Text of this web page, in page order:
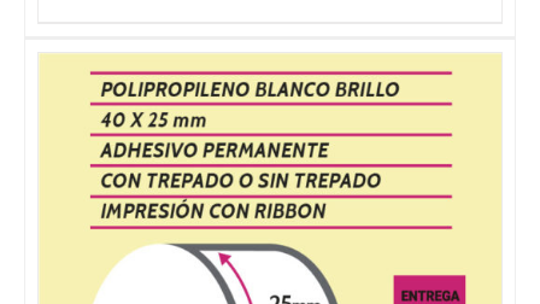
110,00€
hasta
490,00€